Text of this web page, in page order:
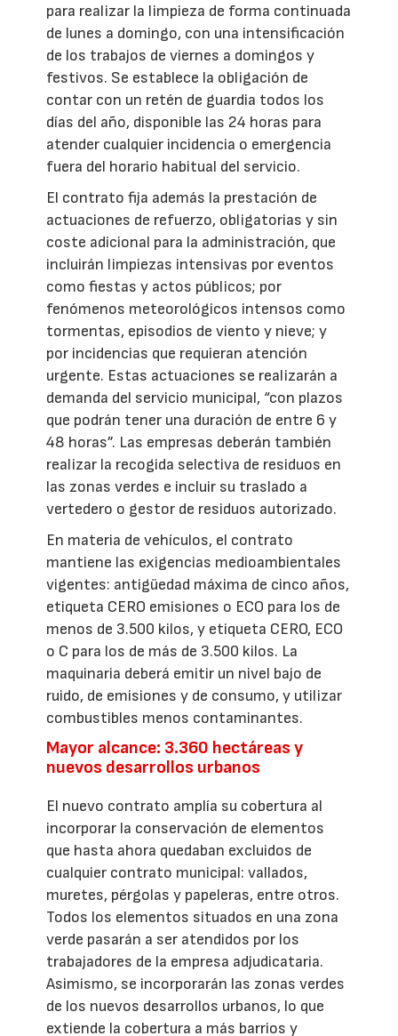
para realizar la limpieza de forma continuada
de lunes a domingo, con una intensificación
de los trabajos de viernes a domingos y
festivos. Se establece la obligación de
contar con un retén de guardia todos los
días del año, disponible las 24 horas para
atender cualquier incidencia o emergencia
fuera del horario habitual del servicio.
El contrato fija además la prestación de
actuaciones de refuerzo, obligatorias y sin
coste adicional para la administración, que
incluirán limpiezas intensivas por eventos
como fiestas y actos públicos; por
fenómenos meteorológicos intensos como
tormentas, episodios de viento y nieve; y
por incidencias que requieran atención
urgente. Estas actuaciones se realizarán a
demanda del servicio municipal, “con plazos
que podrán tener una duración de entre 6 y
48 horas”. Las empresas deberán también
realizar la recogida selectiva de residuos en
las zonas verdes e incluir su traslado a
vertedero o gestor de residuos autorizado.
En materia de vehículos, el contrato
mantiene las exigencias medioambientales
vigentes: antigüedad máxima de cinco años,
etiqueta CERO emisiones o ECO para los de
menos de 3.500 kilos, y etiqueta CERO, ECO
o C para los de más de 3.500 kilos. La
maquinaria deberá emitir un nivel bajo de
ruido, de emisiones y de consumo, y utilizar
combustibles menos contaminantes.
Mayor alcance: 3.360 hectáreas y
nuevos desarrollos urbanos
El nuevo contrato amplía su cobertura al
incorporar la conservación de elementos
que hasta ahora quedaban excluidos de
cualquier contrato municipal: vallados,
muretes, pérgolas y papeleras, entre otros.
Todos los elementos situados en una zona
verde pasarán a ser atendidos por los
trabajadores de la empresa adjudicataria.
Asimismo, se incorporarán las zonas verdes
de los nuevos desarrollos urbanos, lo que
extiende la cobertura a más barrios y